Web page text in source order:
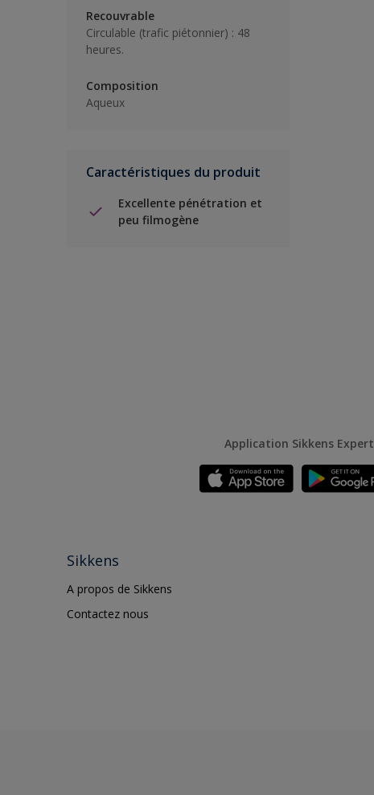
Recouvrable
Circulable (trafic piétonnier) : 48
heures.
Composition
Aqueux
Caractéristiques du produit
Excellente pénétration et
peu filmogène
Application Sikkens Expert
Sikkens
A propos de Sikkens
Contactez nous